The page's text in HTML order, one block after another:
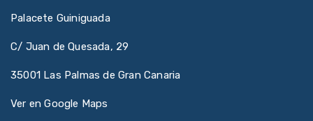
Palacete Guiniguada
C/ Juan de Quesada, 29
35001 Las Palmas de Gran Canaria
Ver en Google Maps